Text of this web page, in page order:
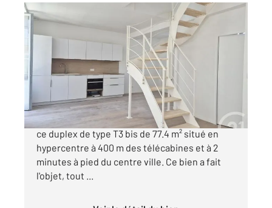
CAUTERETS 65
Ref : 4300
Appartement à vendre
378 331 €
RENOVATION RECENTE ET DE QUALITE pour
ce duplex de type T3 bis de 77.4 m² situé en
hypercentre à 400 m des télécabines et à 2
minutes à pied du centre ville. Ce bien a fait
l'objet, tout ...